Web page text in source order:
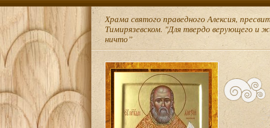
Храма святого праведного Алексия,
Тимирязевском. "Для твердо верующего и
ничто”